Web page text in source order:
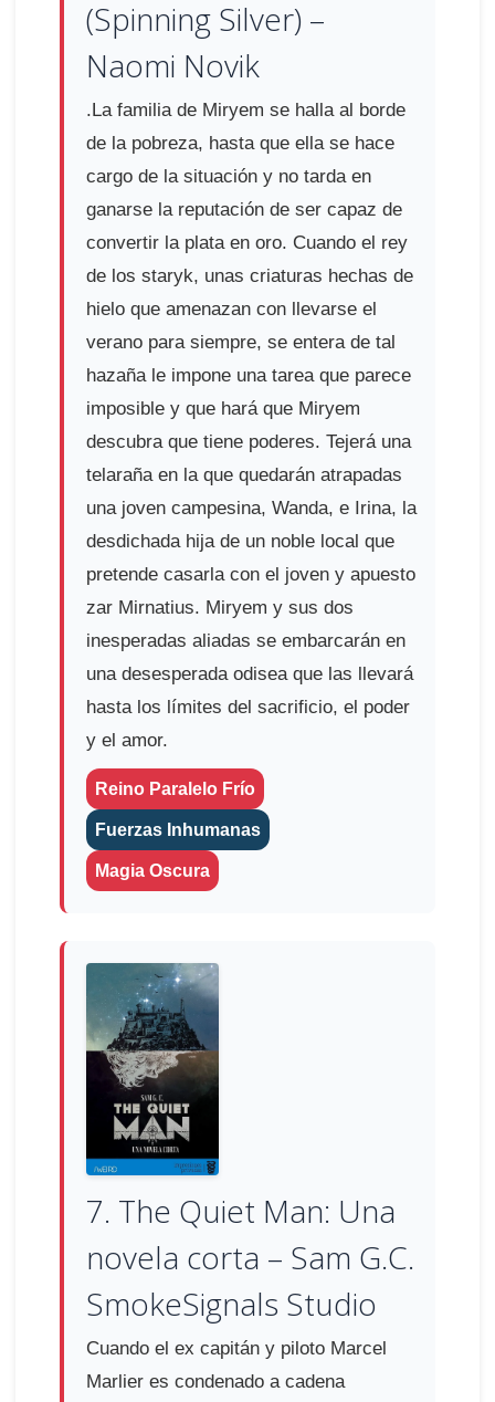
(Spinning Silver) –
Naomi Novik
.La familia de Miryem se halla al borde
de la pobreza, hasta que ella se hace
cargo de la situación y no tarda en
ganarse la reputación de ser capaz de
convertir la plata en oro. Cuando el rey
de los staryk, unas criaturas hechas de
hielo que amenazan con llevarse el
verano para siempre, se entera de tal
hazaña le impone una tarea que parece
imposible y que hará que Miryem
descubra que tiene poderes. Tejerá una
telaraña en la que quedarán atrapadas
una joven campesina, Wanda, e Irina, la
desdichada hija de un noble local que
pretende casarla con el joven y apuesto
zar Mirnatius. Miryem y sus dos
inesperadas aliadas se embarcarán en
una desesperada odisea que las llevará
hasta los límites del sacrificio, el poder
y el amor.
Reino Paralelo Frío
Fuerzas Inhumanas
Magia Oscura
7. The Quiet Man: Una
novela corta – Sam G.C.
SmokeSignals Studio
Cuando el ex capitán y piloto Marcel
Marlier es condenado a cadena